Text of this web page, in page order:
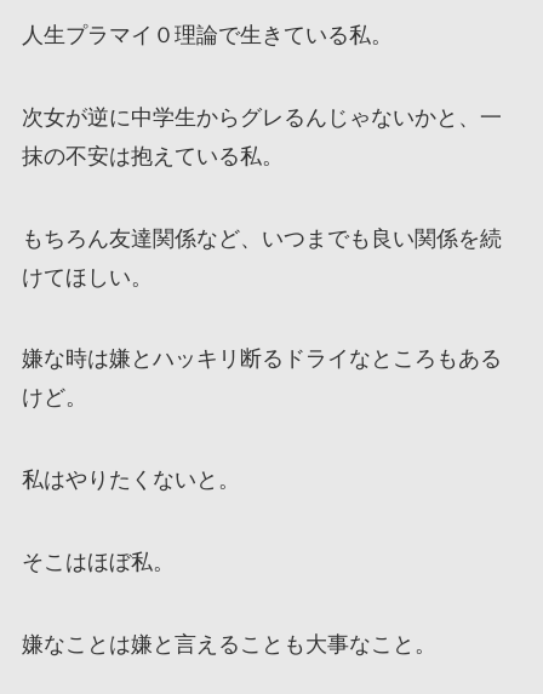
人生プラマイ０理論で生きている私。
次女が逆に中学生からグレるんじゃないかと、一
抹の不安は抱えている私。
もちろん友達関係など、いつまでも良い関係を続
けてほしい。
嫌な時は嫌とハッキリ断るドライなところもある
けど。
私はやりたくないと。
そこはほぼ私。
嫌なことは嫌と言えることも大事なこと。